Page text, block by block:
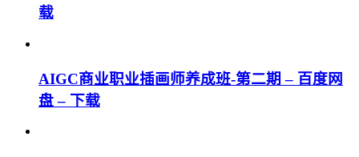
载
AIGC商业职业插画师养成班-第二期 – 百度网
盘 – 下载